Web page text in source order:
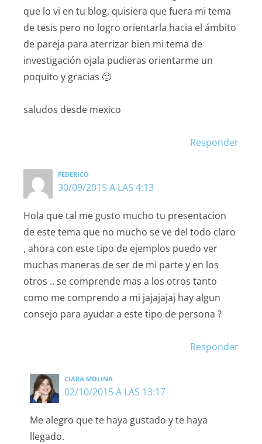
que lo vi en tu blog, quisiera que fuera mi tema
de tesis pero no logro orientarla hacia el ámbito
de pareja para aterrizar bien mi tema de
investigación ojala pudieras orientarme un
poquito y gracias 🙂
saludos desde mexico
Responder
FEDERICO
30/09/2015 A LAS 4:13
Hola que tal me gusto mucho tu presentacion
de este tema que no mucho se ve del todo claro
, ahora con este tipo de ejemplos puedo ver
muchas maneras de ser de mi parte y en los
otros .. se comprende mas a los otros tanto
como me comprendo a mi jajajajaj hay algun
consejo para ayudar a este tipo de persona ?
Responder
CIARA MOLINA
02/10/2015 A LAS 13:17
Me alegro que te haya gustado y te haya
llegado.